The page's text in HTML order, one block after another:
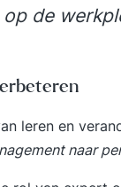
op de
leren en
naar